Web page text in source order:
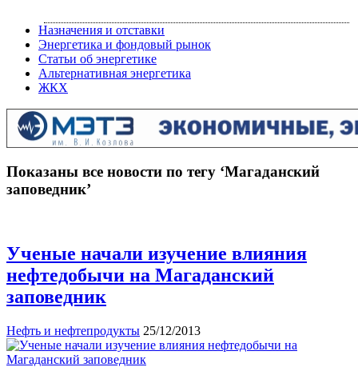
Назначения и отставки
Энергетика и фондовый рынок
Статьи об энергетике
Альтернативная энергетика
ЖКХ
Показаны все новости по тегу ‘Магаданский
заповедник’
Ученые начали изучение влияния
нефтедобычи на Магаданский
заповедник
Нефть и нефтепродукты 25/12/2013